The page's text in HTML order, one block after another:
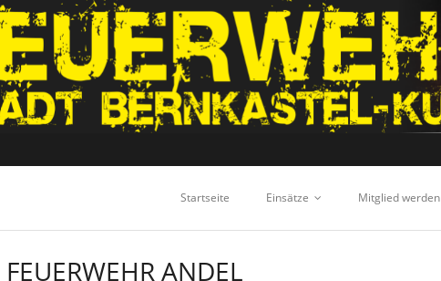
Startseite Einsätze Mitglied werden
FEUERWEHR ANDEL